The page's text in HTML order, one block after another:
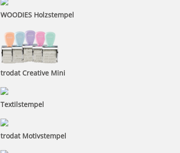
WOODIES Holzstempel
trodat Creative Mini
Textilstempel
trodat Motivstempel